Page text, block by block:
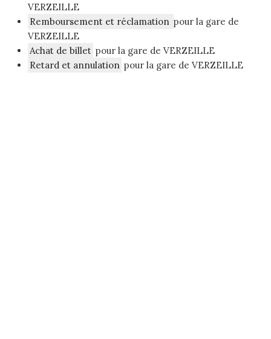
VERZEILLE
Remboursement et réclamation pour la gare de
VERZEILLE
Achat de billet pour la gare de VERZEILLE
Retard et annulation pour la gare de VERZEILLE